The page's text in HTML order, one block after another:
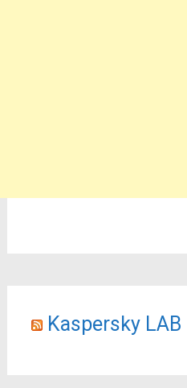
Kaspersky LAB